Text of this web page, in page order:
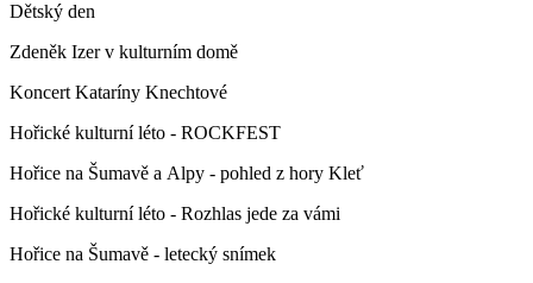
Dětský den
Zdeněk Izer v kulturním domě
Koncert Kataríny Knechtové
Hořické kulturní léto - ROCKFEST
Hořice na Šumavě a Alpy - pohled z hory Kleť
Hořické kulturní léto - Rozhlas jede za vámi
Hořice na Šumavě - letecký snímek